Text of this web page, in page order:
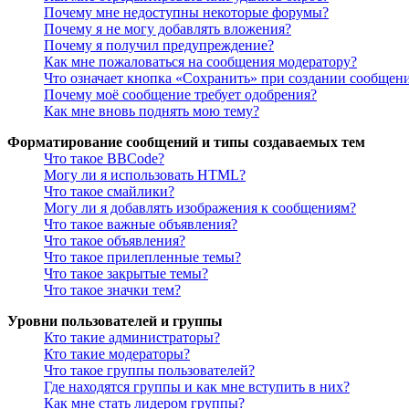
Почему мне недоступны некоторые форумы?
Почему я не могу добавлять вложения?
Почему я получил предупреждение?
Как мне пожаловаться на сообщения модератору?
Что означает кнопка «Сохранить» при создании
Почему моё сообщение требует одобрения?
Как мне вновь поднять мою тему?
Форматирование сообщений и типы создаваемых тем
Что такое BBCode?
Могу ли я использовать HTML?
Что такое смайлики?
Могу ли я добавлять изображения к сообщениям?
Что такое важные объявления?
Что такое объявления?
Что такое прилепленные темы?
Что такое закрытые темы?
Что такое значки тем?
Уровни пользователей и группы
Кто такие администраторы?
Кто такие модераторы?
Что такое группы пользователей?
Где находятся группы и как мне вступить в них?
Как мне стать лидером группы?